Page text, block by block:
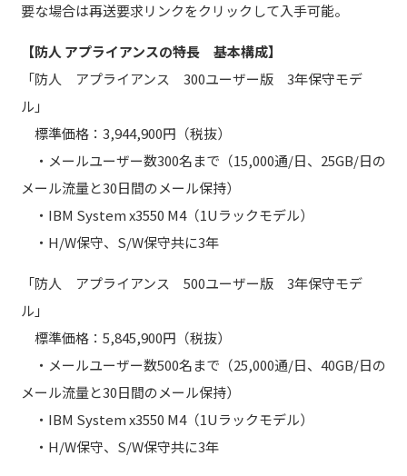
要な場合は再送要求リンクをクリックして入手可能。
【防人 アプライアンスの特長 基本構成】
「防人 アプライアンス 300ユーザー版 3年保守モデ
ル」
標準価格：3,944,900円（税抜）
・メールユーザー数300名まで（15,000通/日、25GB/日の
メール流量と30日間のメール保持）
・IBM System x3550 M4（1Uラックモデル）
・H/W保守、S/W保守共に3年
「防人 アプライアンス 500ユーザー版 3年保守モデ
ル」
標準価格：5,845,900円（税抜）
・メールユーザー数500名まで（25,000通/日、40GB/日の
メール流量と30日間のメール保持）
・IBM System x3550 M4（1Uラックモデル）
・H/W保守、S/W保守共に3年